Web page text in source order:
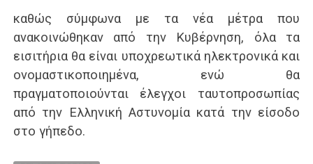
καθώς σύμφωνα με τα νέα μέτρα που
ανακοινώθηκαν από την Κυβέρνηση, όλα τα
εισιτήρια θα είναι υποχρεωτικά ηλεκτρονικά και
ονομαστικοποιημένα, ενώ θα
πραγματοποιούνται έλεγχοι ταυτοπροσωπίας
από την Ελληνική Αστυνομία κατά την είσοδο
στο γήπεδο.